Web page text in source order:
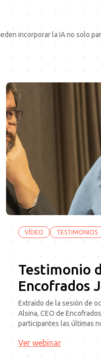
incorporar la IA no solo
VÍDEO TESTIMONIOS
Testimonio
Encofrados
Extraído de la sesión de
Alsina, CEO de
participantes las últimas
Ver webinar